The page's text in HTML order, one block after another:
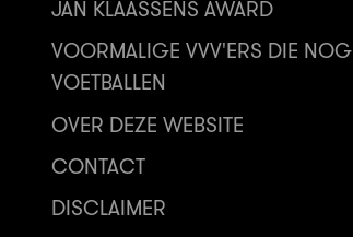
JAN KLAASSENS AWARD
VOORMALIGE VVV'ERS DIE NOG
VOETBALLEN
OVER DEZE WEBSITE
CONTACT
DISCLAIMER